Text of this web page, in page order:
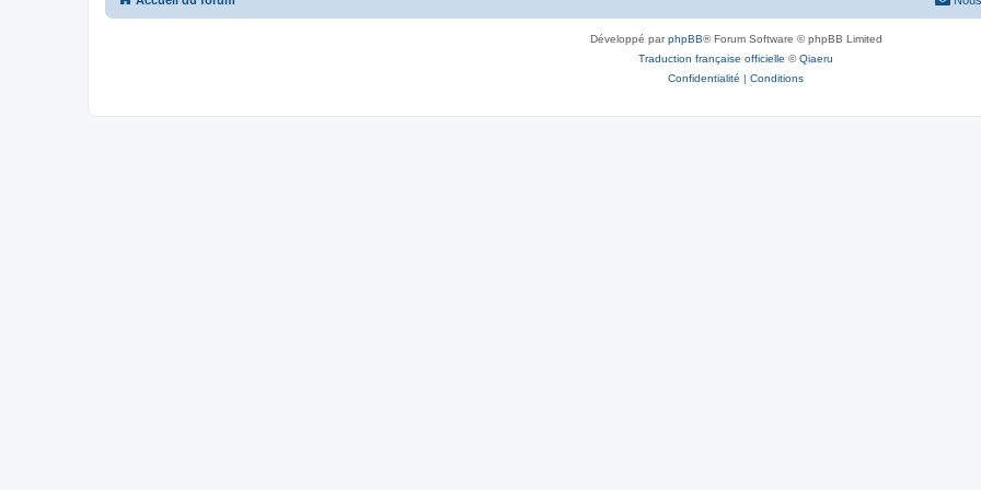
s
Développé parphpBB® Forum Software © phpBB Limited
Traduction française officielle ©Qiaeru
Confidentialité | Conditions